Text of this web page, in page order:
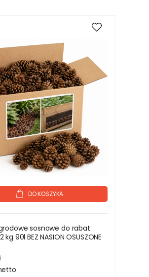
DO KOSZYKA
sosnowe do rabat
kg 90l BEZ NASION OSUSZONE